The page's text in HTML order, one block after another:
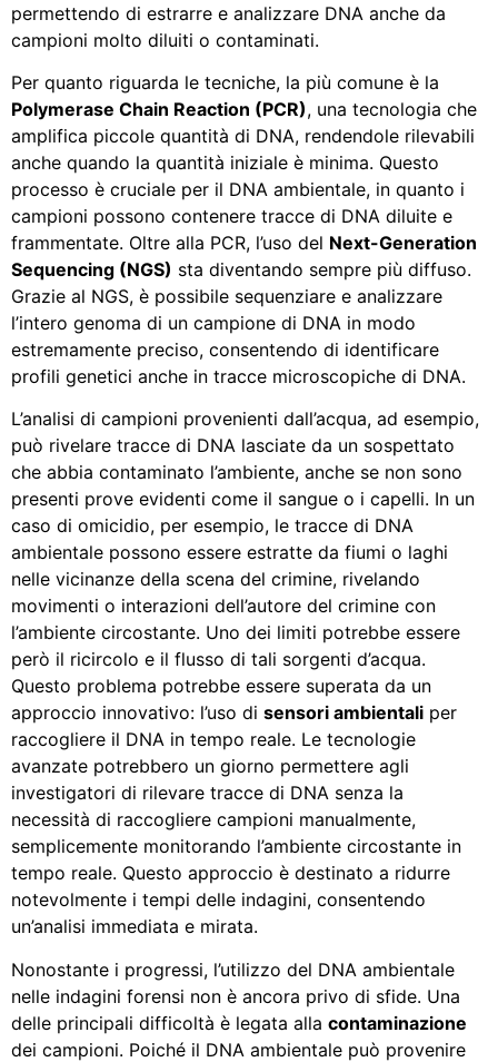
permettendo di estrarre e analizzare DNA anche da
campioni molto diluiti o contaminati.
Per quanto riguarda le tecniche, la più comune è la
Polymerase Chain Reaction (PCR), una tecnologia che
amplifica piccole quantità di DNA, rendendole rilevabili
anche quando la quantità iniziale è minima. Questo
processo è cruciale per il DNA ambientale, in quanto i
campioni possono contenere tracce di DNA diluite e
frammentate. Oltre alla PCR, l’uso del Next-Generation
Sequencing (NGS) sta diventando sempre più diffuso.
Grazie al NGS, è possibile sequenziare e analizzare
l’intero genoma di un campione di DNA in modo
estremamente preciso, consentendo di identificare
profili genetici anche in tracce microscopiche di DNA.
L’analisi di campioni provenienti dall’acqua, ad esempio,
può rivelare tracce di DNA lasciate da un sospettato
che abbia contaminato l’ambiente, anche se non sono
presenti prove evidenti come il sangue o i capelli. In un
caso di omicidio, per esempio, le tracce di DNA
ambientale possono essere estratte da fiumi o laghi
nelle vicinanze della scena del crimine, rivelando
movimenti o interazioni dell’autore del crimine con
l’ambiente circostante. Uno dei limiti potrebbe essere
però il ricircolo e il flusso di tali sorgenti d’acqua.
Questo problema potrebbe essere superata da un
approccio innovativo: l’uso di sensori ambientali per
raccogliere il DNA in tempo reale. Le tecnologie
avanzate potrebbero un giorno permettere agli
investigatori di rilevare tracce di DNA senza la
necessità di raccogliere campioni manualmente,
semplicemente monitorando l’ambiente circostante in
tempo reale. Questo approccio è destinato a ridurre
notevolmente i tempi delle indagini, consentendo
un’analisi immediata e mirata.
Nonostante i progressi, l’utilizzo del DNA ambientale
nelle indagini forensi non è ancora privo di sfide. Una
delle principali difficoltà è legata alla contaminazione
dei campioni. Poiché il DNA ambientale può provenire